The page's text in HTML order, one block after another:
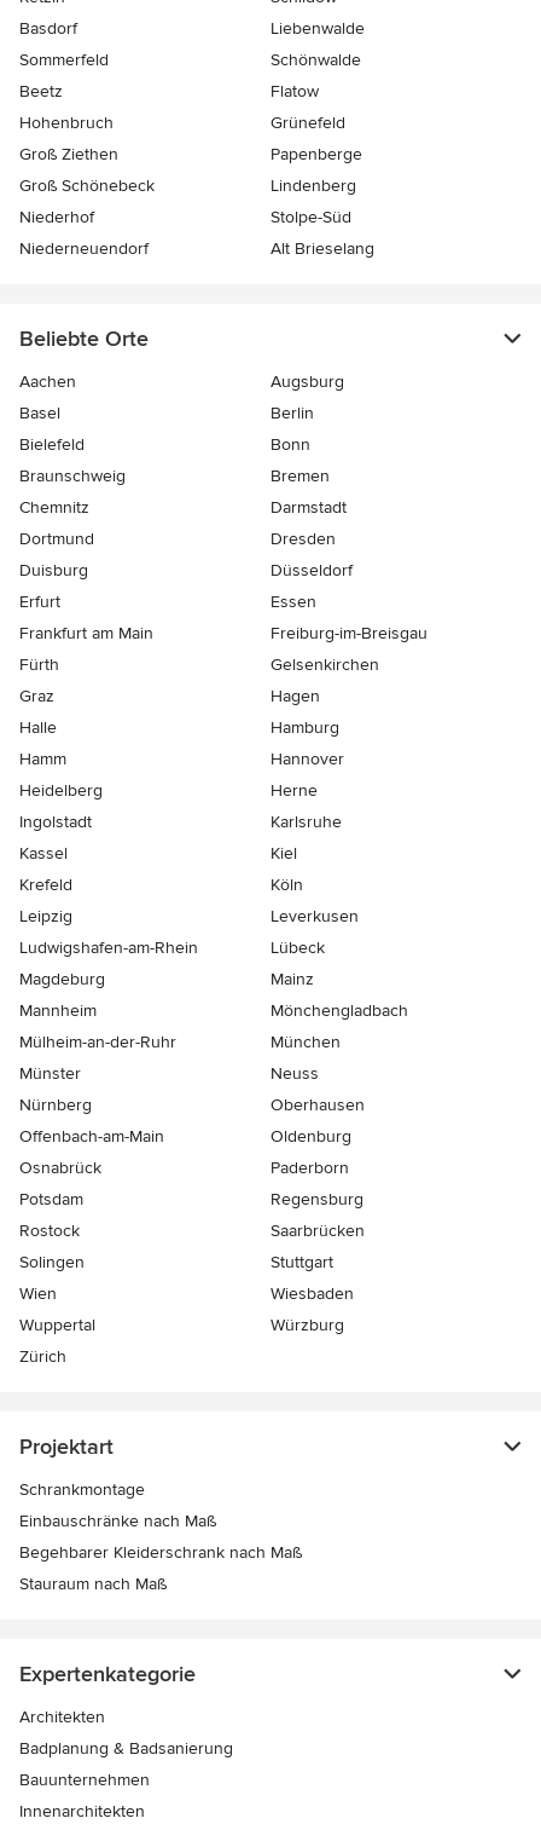
Basdorf
Liebenwalde
Sommerfeld
Schönwalde
Beetz
Flatow
Hohenbruch
Grünefeld
Groß Ziethen
Papenberge
Groß Schönebeck
Lindenberg
Niederhof
Stolpe-Süd
Niederneuendorf
Alt Brieselang
Beliebte Orte
Aachen
Augsburg
Basel
Berlin
Bielefeld
Bonn
Braunschweig
Bremen
Chemnitz
Darmstadt
Dortmund
Dresden
Duisburg
Düsseldorf
Erfurt
Essen
Frankfurt am Main
Freiburg-im-Breisgau
Fürth
Gelsenkirchen
Graz
Hagen
Halle
Hamburg
Hamm
Hannover
Heidelberg
Herne
Ingolstadt
Karlsruhe
Kassel
Kiel
Krefeld
Köln
Leipzig
Leverkusen
Ludwigshafen-am-Rhein
Lübeck
Magdeburg
Mainz
Mannheim
Mönchen­gladbach
Mülheim-an-der-Ruhr
München
Münster
Neuss
Nürnberg
Oberhausen
Offenbach-am-Main
Oldenburg
Osnabrück
Paderborn
Potsdam
Regensburg
Rostock
Saarbrücken
Solingen
Stuttgart
Wien
Wiesbaden
Wuppertal
Würzburg
Zürich
Projektart
Schrankmontage
Einbauschränke nach Maß
Begehbarer Kleiderschrank nach Maß
Stauraum nach Maß
Expertenkategorie
Architekten
Badplanung & Badsanierung
Bauunternehmen
Innenarchitekten